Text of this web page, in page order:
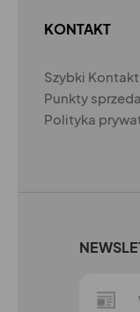
KONTAKT
Szybki Kontakt
Punkty
Polityka